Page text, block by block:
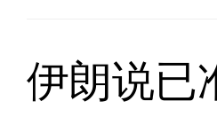
伊朗说已